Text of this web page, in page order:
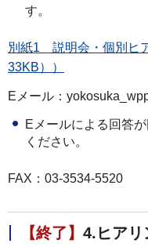
す。
別紙1 説明会・個別ヒ
33KB））
Eメール：
Eメールによる回答
ください。
FAX：03-3534-5520
【終了】 4.ヒアリ